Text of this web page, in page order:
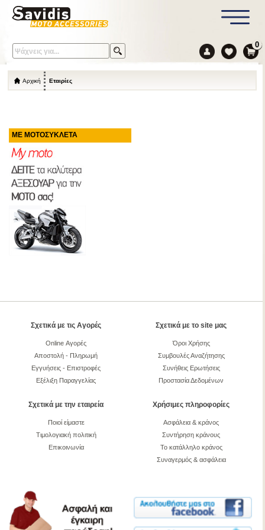
0
Αρχική Εταιρίες
ΜΕ ΜΟΤΟΣΥΚΛΕΤΑ
Σχετικά με τις Αγορές
Online Αγορές
Αποστολή - Πληρωμή
Εγγυήσεις - Επιστροφές
Εξέλιξη Παραγγελίας
Σχετικά με το site μας
Όροι Χρήσης
Συμβουλές Αναζήτησης
Συνήθεις Ερωτήσεις
Προστασία Δεδομένων
Σχετικά με την εταιρεία
Ποιοί είμαστε
Τιμολογιακή πολιτική
Επικοινωνία
Χρήσιμες πληροφορίες
Ασφάλεια & κράνος
Συντήρηση κράνους
Το κατάλληλο κράνος
Συναγερμός & ασφάλεια